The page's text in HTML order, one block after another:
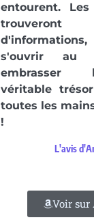
entourent.
s'ouvrir
embrasser
véritable
toutes les
!
L'avis
Voir sur